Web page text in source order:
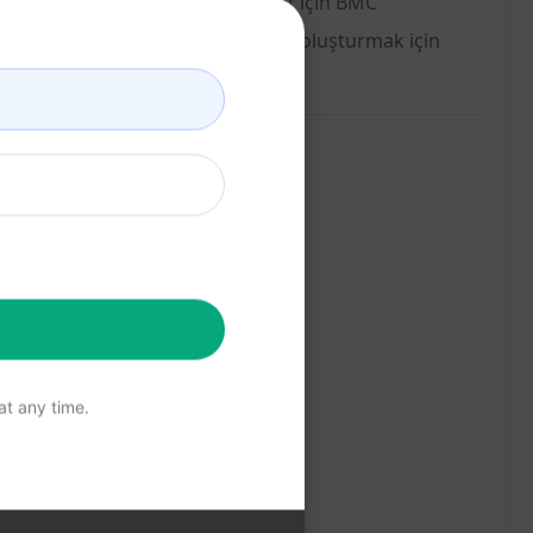
odaklı ve etkili bir iş modeli oluşturmak için
any time.